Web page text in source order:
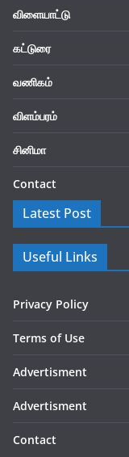
விளையாட்டு
கட்டுரை
வணிகம்
விளம்பரம்
சினிமா
Contact
Latest Post
Useful Links
Privacy Policy
Terms of Use
Advertisment
Advertisment
Contact